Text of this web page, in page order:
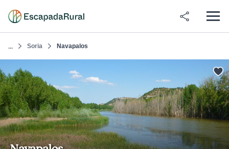
... Soria Navapalos